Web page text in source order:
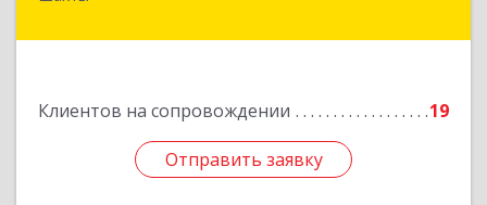
Клиентов на сопровождении 19
Отправить заявку
Отправить заявку